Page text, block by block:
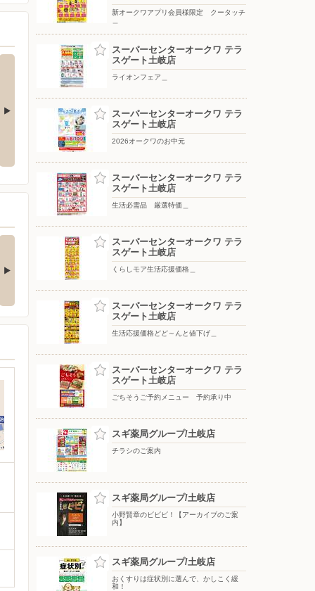
生活必需品 厳選特価＿ 月間ラッキーポイント＿
月 ソフィーナ新製
フィーナより新製品のご
新オークワアプリ会員様限定 クータッチ
スーパーセンターオークワ テラ
スゲート土岐店
ライオンフェア＿
スーパーセンターオークワ テラ
スゲート土岐店
2026オークワのお中元
スーパーセンターオークワ テラ
スゲート土岐店
生活必需品 厳選特価＿
スーパーセンターオークワ テラ
スゲート土岐店
くらしモア生活応援価格＿
スーパーセンターオークワ テラ
スゲート土岐店
生活応援価格どど～んと値下げ＿
スーパーセンターオークワ テラ
スゲート土岐店
ごちそうご予約メニュー 予約承り中
スギ薬局グループ/土岐店
チラシのご案内
スギ薬局グループ/土岐店
小野賢章のビビビ！【アーカイブのご案
内】
スギ薬局グループ/土岐店
おくすりは症状別に選んで、かしこく緩
和！